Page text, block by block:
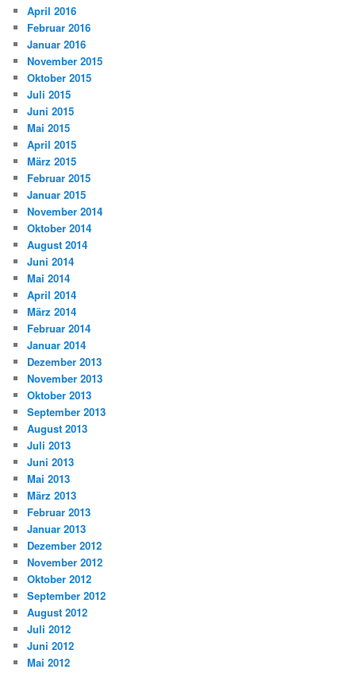
April 2016
Februar 2016
Januar 2016
November 2015
Oktober 2015
Juli 2015
Juni 2015
Mai 2015
April 2015
März 2015
Februar 2015
Januar 2015
November 2014
Oktober 2014
August 2014
Juni 2014
Mai 2014
April 2014
März 2014
Februar 2014
Januar 2014
Dezember 2013
November 2013
Oktober 2013
September 2013
August 2013
Juli 2013
Juni 2013
Mai 2013
März 2013
Februar 2013
Januar 2013
Dezember 2012
November 2012
Oktober 2012
September 2012
August 2012
Juli 2012
Juni 2012
Mai 2012